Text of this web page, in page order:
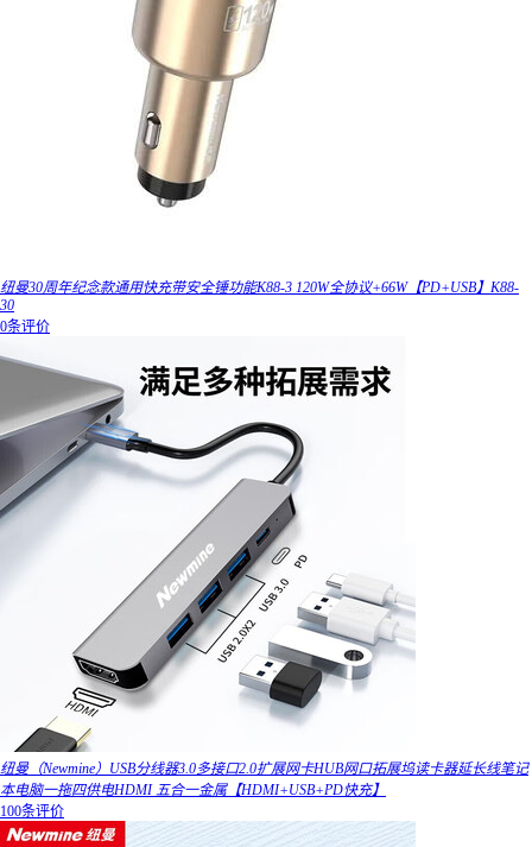
纽曼30周年纪念款通用快充带安全锤功能K88-3 120W全协议+66W【PD+USB】K88-
30
0条评价
纽曼（Newmine）USB分线器3.0多接口2.0扩展网卡HUB网口拓展坞读卡器延长线笔记
本电脑一拖四供电HDMI 五合一金属【HDMI+USB+PD快充】
100条评价